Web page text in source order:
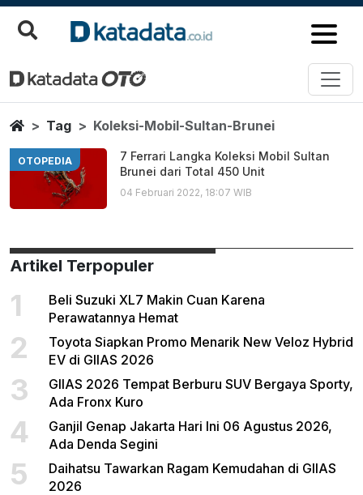
Koleksi Mobil Sultan Brunei
Berita Terbaru
HomeTag Koleksi-Mobil-Sultan-Brunei
OTOPEDIA
7 Ferrari Langka Koleksi Mobil Sultan
Brunei dari Total 450 Unit
04 Februari 2022, 18:07 WIB
Artikel Terpopuler
1
Beli Suzuki XL7 Makin Cuan Karena
Perawatannya Hemat
2
Toyota Siapkan Promo Menarik New Veloz Hybrid
EV di GIIAS 2026
3
GIIAS 2026 Tempat Berburu SUV Bergaya Sporty,
Ada Fronx Kuro
4
Ganjil Genap Jakarta Hari Ini 06 Agustus 2026,
Ada Denda Segini
5
Daihatsu Tawarkan Ragam Kemudahan di GIIAS
2026